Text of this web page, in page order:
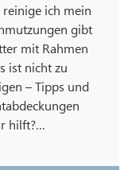
ich mein
gibt
mit Rahmen
ist nicht zu
– Tipps und
hilft?…